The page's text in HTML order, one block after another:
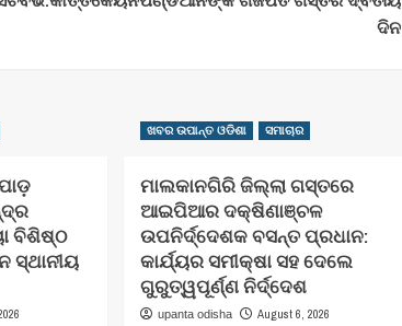
ଦିନ
ବିଶିଷ୍ଠ
ସ୍ଥାନୀୟ
ଖବର ଉପାନ୍ତ ଓଡିଶା ସମାଚାର
ମାଲକାନଗିରି ଜିଲ୍ଲା ଗସ୍ତରେ
ଆଇପିଆର ଦକ୍ଷିଣାଞ୍ଚଳ
ଉପନିର୍ଦ୍ଦେଶକ ବସନ୍ତ ପ୍ରଧାନ:
କାର୍ଯ୍ୟର ସମୀକ୍ଷା ସହ ଦେଲେ
ଗୁରୁତ୍ୱପୂର୍ଣ୍ଣ ନିର୍ଦ୍ଦେଶ
upanta odisha August 6, 2026